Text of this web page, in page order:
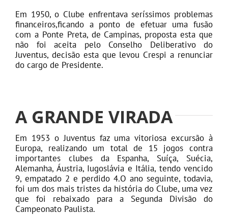
Em 1950, o Clube enfrentava seríssimos problemas
financeiros,ficando a ponto de efetuar uma fusão
com a Ponte Preta, de Campinas, proposta esta que
não foi aceita pelo Conselho Deliberativo do
Juventus, decisão esta que levou Crespi a renunciar
do cargo de Presidente.
A GRANDE VIRADA
Em 1953 o Juventus faz uma vitoriosa excursão à
Europa, realizando um total de 15 jogos contra
importantes clubes da Espanha, Suíça, Suécia,
Alemanha, Áustria, Iugoslávia e Itália, tendo vencido
9, empatado 2 e perdido 4.O ano seguinte, todavia,
foi um dos mais tristes da história do Clube, uma vez
que foi rebaixado para a Segunda Divisão do
Campeonato Paulista.